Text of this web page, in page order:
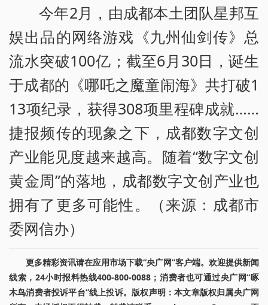
今年2月，由成都本土团队星邦互
娱出品的网络游戏《九州仙剑传》总
流水突破100亿；截至6月30日，诞生
于成都的《哪吒之魔童闹海》共打破1
13项纪录，获得308项里程碑成就……
捷报频传的现象之下，成都数字文创
产业能见度越来越高。随着“数字文创
黄金周”的落地，成都数字文创产业也
拥有了更多可能性。（来源：成都市
委网信办）
更多精彩资讯请在应用市场下载“央广网”客户端。欢迎提供新闻
线索，24小时报料热线400-800-0088；消费者也可通过央广网“啄
木鸟消费者投诉平台”线上投诉。版权声明：本文章版权归属央广网